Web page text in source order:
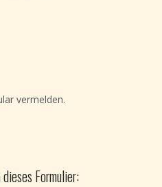
vermelden.
Formulier: